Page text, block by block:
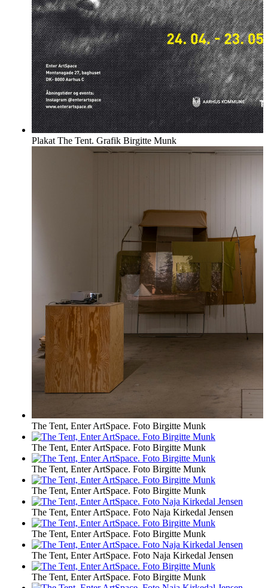
Plakat The Tent. Grafik Birgitte Munk
The Tent, Enter ArtSpace. Foto Birgitte Munk
The Tent, Enter ArtSpace. Foto Birgitte Munk
The Tent, Enter ArtSpace. Foto Birgitte Munk
The Tent, Enter ArtSpace. Foto Birgitte Munk
The Tent, Enter ArtSpace. Foto Naja Kirkedal Jensen
The Tent, Enter ArtSpace. Foto Birgitte Munk
The Tent, Enter ArtSpace. Foto Naja Kirkedal Jensen
The Tent, Enter ArtSpace. Foto Birgitte Munk